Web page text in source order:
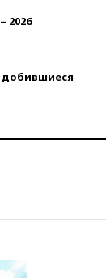
2026
добившиеся